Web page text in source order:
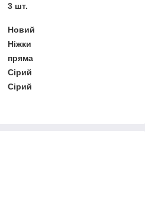
3 шт.
Новий
Ніжки
пряма
Сірий
Сірий